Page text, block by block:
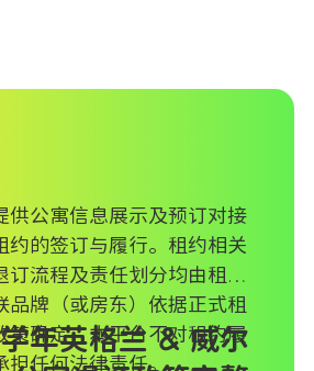
供公寓信息展示及预订对接
约的签订与履行。租约相关
订流程及责任划分均由租户
品牌（或房东）依据正式租
策确定，本平台不对租约履
担任何法律责任。
年英格兰 & 威尔